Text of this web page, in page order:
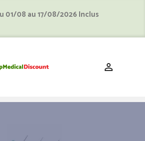
01/08 au 17/08/2026 Inclus
